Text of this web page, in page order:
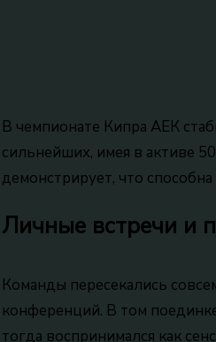
В чемпионате Кипра АЕК
сильнейших, имея в активе
демонстрирует, что
Личные встречи и
Команды пересекались
конференций. В том
тогда воспринимался как